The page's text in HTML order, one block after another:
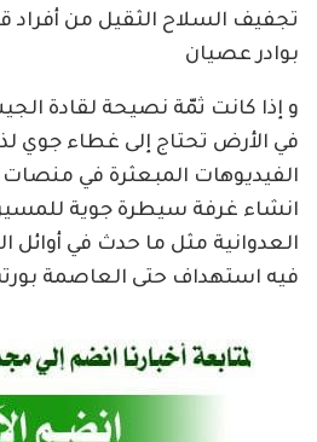
تجفيف السلاح الثقيل من أفراد
بوادر عصيان
و إذا كانت ثمّة نصيحة لقادة
في الأرض تحتاج إلى غطاء جوي
الفيديوهات المبعثرة في منصات
انشاء غرفة سيطرة جوية
العدوانية مثل ما حدث في أوائل
فيه استهداف حتى العاصمة